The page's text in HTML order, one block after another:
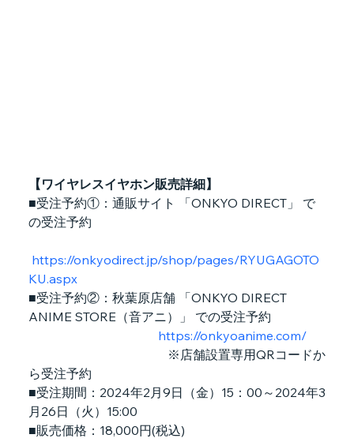
【ワイヤレスイヤホン販売詳細】
■受注予約①：通販サイト 「ONKYO DIRECT」 で
の受注予約
https://onkyodirect.jp/shop/pages/RYUGAGOTO
KU.aspx
■受注予約②：秋葉原店舗 「ONKYO DIRECT
ANIME STORE（音アニ）」 での受注予約
https://onkyoanime.com/
※店舗設置専用QRコードか
ら受注予約
■受注期間：2024年2月9日（金）15：00～2024年3
月26日（火）15:00
■販売価格：18,000円(税込)